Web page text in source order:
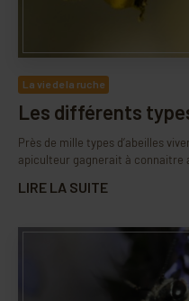
La vie de la ruche
Les différents
Près de mille types d’abeilles
apiculteur gagnerait à connaitre
LIRE LA SUITE